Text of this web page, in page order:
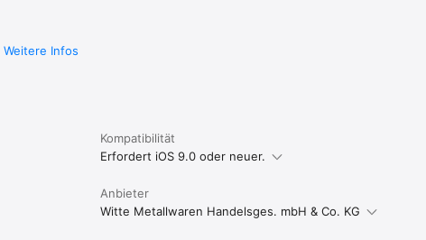
Weitere Infos
Kompatibilität
Erfordert iOS 9.0 oder neuer.
Anbieter
Witte Metallwaren Handelsges. mbH & Co. KG